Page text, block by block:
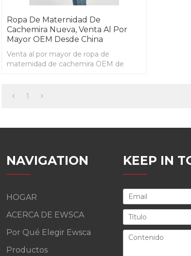
Ropa De Maternidad De
Cachemira Nueva, Venta Al Por
Mayor OEM Desde China
Venta al por mayor de ropa de
maternidad de cachemira OEM de
1
NAVIGATION
HOGAR
ACERCA DE EWSCA
Por Qué Elegir Ewsca
Productos
KEEP IN